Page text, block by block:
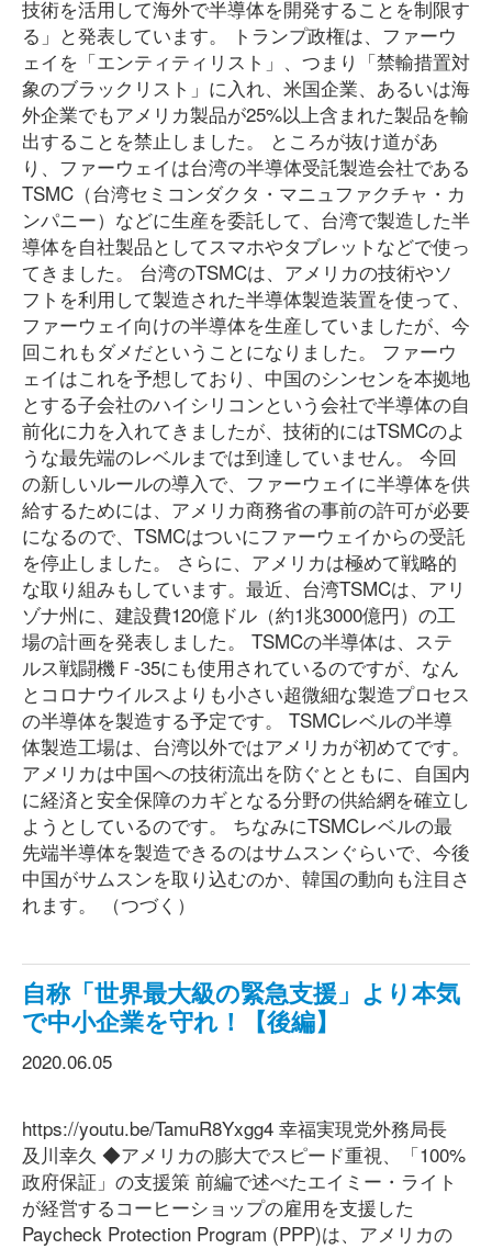
技術を活用して海外で半導体を開発することを制限す
る」と発表しています。 トランプ政権は、ファーウ
ェイを「エンティティリスト」、つまり「禁輸措置対
象のブラックリスト」に入れ、米国企業、あるいは海
外企業でもアメリカ製品が25%以上含まれた製品を輸
出することを禁止しました。 ところが抜け道があ
り、ファーウェイは台湾の半導体受託製造会社である
TSMC（台湾セミコンダクタ・マニュファクチャ・カ
ンパニー）などに生産を委託して、台湾で製造した半
導体を自社製品としてスマホやタブレットなどで使っ
てきました。 台湾のTSMCは、アメリカの技術やソ
フトを利用して製造された半導体製造装置を使って、
ファーウェイ向けの半導体を生産していましたが、今
回これもダメだということになりました。 ファーウ
ェイはこれを予想しており、中国のシンセンを本拠地
とする子会社のハイシリコンという会社で半導体の自
前化に力を入れてきましたが、技術的にはTSMCのよ
うな最先端のレベルまでは到達していません。 今回
の新しいルールの導入で、ファーウェイに半導体を供
給するためには、アメリカ商務省の事前の許可が必要
になるので、TSMCはついにファーウェイからの受託
を停止しました。 さらに、アメリカは極めて戦略的
な取り組みもしています。最近、台湾TSMCは、アリ
ゾナ州に、建設費120億ドル（約1兆3000億円）の工
場の計画を発表しました。 TSMCの半導体は、ステ
ルス戦闘機Ｆ-35にも使用されているのですが、なん
とコロナウイルスよりも小さい超微細な製造プロセス
の半導体を製造する予定です。 TSMCレベルの半導
体製造工場は、台湾以外ではアメリカが初めてです。
アメリカは中国への技術流出を防ぐとともに、自国内
に経済と安全保障のカギとなる分野の供給網を確立し
ようとしているのです。 ちなみにTSMCレベルの最
先端半導体を製造できるのはサムスンぐらいで、今後
中国がサムスンを取り込むのか、韓国の動向も注目さ
れます。 （つづく）
自称「世界最大級の緊急支援」より本気
で中小企業を守れ！【後編】
2020.06.05
https://youtu.be/TamuR8Yxgg4 幸福実現党外務局長
及川幸久 ◆アメリカの膨大でスピード重視、「100%
政府保証」の支援策 前編で述べたエイミー・ライト
が経営するコーヒーショップの雇用を支援した
Paycheck Protection Program (PPP)は、アメリカの